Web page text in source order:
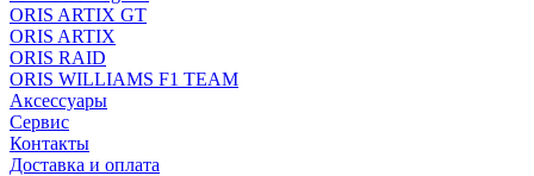
ORIS ARTIX GT
ORIS ARTIX
ORIS RAID
ORIS WILLIAMS F1 TEAM
Аксессуары
Сервис
Контакты
Доставка и оплата